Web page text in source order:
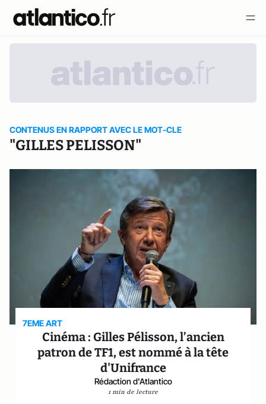
CONTENUS EN RAPPORT AVEC LE MOT-CLE
"GILLES PELISSON"
7EME ART
Cinéma : Gilles Pélisson, l’ancien
patron de TF1, est nommé à la tête
d'Unifrance
Rédaction d'Atlantico
1 min de lecture